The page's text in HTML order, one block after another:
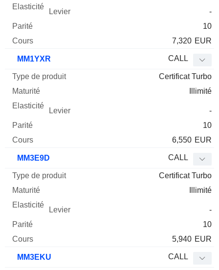
-
10
7,320 EUR
MM1YXR CALL
Certificat Turbo
Illimité
-
10
6,550 EUR
MM3E9D CALL
Certificat Turbo
Illimité
-
10
5,940 EUR
MM3EKU CALL